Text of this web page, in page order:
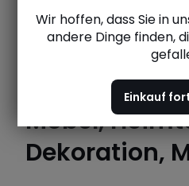
Möbel,
Dekoration,
Wir hoffen, dass Sie in
andere Dinge finden,
Einkauf